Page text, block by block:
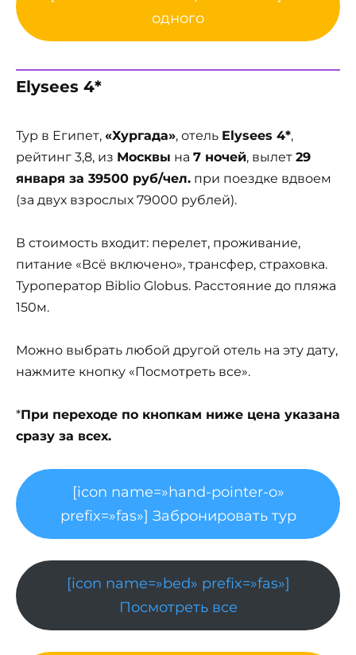
одного
Elysees 4*
Тур в Египет, «Хургада», отель Elysees 4*,
рейтинг 3,8, из Москвы на 7 ночей, вылет 29
января за 39500 руб/чел. при поездке вдвоем
(за двух взрослых 79000 рублей).
В стоимость входит: перелет, проживание,
питание «Всё включено», трансфер, страховка.
Туроператор Biblio Globus. Расстояние до пляжа
150м.
Можно выбрать любой другой отель на эту дату,
нажмите кнопку «Посмотреть все».
*При переходе по кнопкам ниже цена указана
сразу за всех.
[icon name=»hand-pointer-o»
prefix=»fas»] Забронировать тур
[icon name=»bed» prefix=»fas»]
Посмотреть все